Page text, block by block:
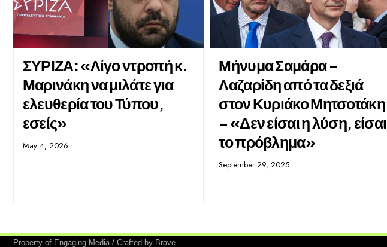
ΣΥΡΙΖΑ: «Λίγο ντροπή κ.
Μαρινάκη να μιλάτε για
ελευθερία του Τύπου,
εσείς»
May 4, 2026
Μήνυμα Σαμάρα –
Λαζαρίδη από τα δεξιά
στον Κυριάκο Μητσοτάκη
– «Δεν είσαι η λύση, είσαι
το πρόβλημα»
September 29, 2025
Property of Engaging Media / Crafted by Brave